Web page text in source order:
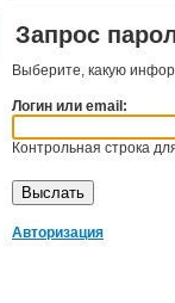
Запрос
Выберите, какую
Логин или email:
Контрольная строка
Авторизация